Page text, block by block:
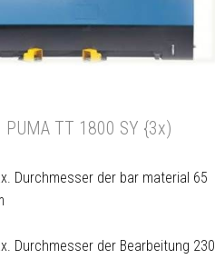
PUMA TT 1800 SY {3x)
Durchmesser der bar material 65
Durchmesser der Bearbeitung 230